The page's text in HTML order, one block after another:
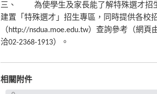
三、
為使學生及家長能了解特殊選才
建置「特殊選才」招生專區，同時提供各校
（http://nsdua.moe.edu.tw）查詢參考（網頁
洽02-2368-1913）。
相關附件